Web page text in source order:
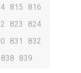
815
816
823
824
831
832
838 839